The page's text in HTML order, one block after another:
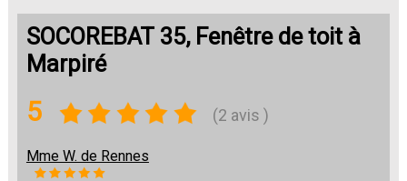
SOCOREBAT 35, Fenêtre de toit à
Marpiré
5 (2 avis )
Mme W. de Rennes